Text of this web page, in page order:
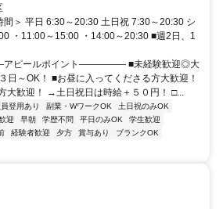
間＞ 平日 6:30～20:30 土日祝 7:30～20:30 シ
・11:00～15:00 ・14:00～20:30 ■週2日、1
ピールポイント――――― ■未経験歓迎◎大
日～OK！ ■お昼に入ってくださる方大歓迎！
大歓迎！ →土日祝日は時給＋５０円！ □...
登用あり 副業・WワークOK
土日祝のみOK
迎 早朝 学歴不問 平日のみOK
学生歓迎
経験者歓迎 夕方 賞与あり
ブランクOK